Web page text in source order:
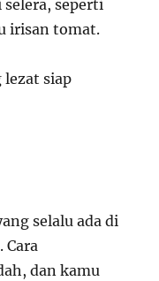
seperti
irisan tomat.
lezat siap
selalu ada di
Cara
dan kamu